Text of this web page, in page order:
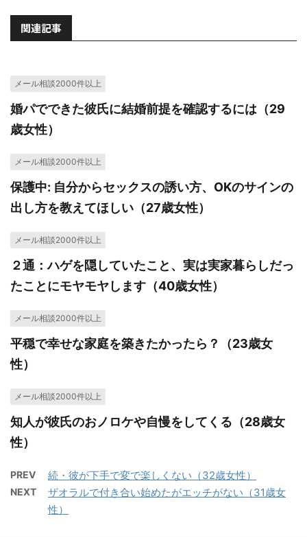
関連記事
メール相談2000件以上
婚パでできた彼氏に結婚前提を確認するには（29
歳女性）
メール相談2000件以上
保護中: 自分からセックスの誘い方、OKのサインの
出し方を教えてほしい（27歳女性）
メール相談2000件以上
２通：ハゲを隠していたこと、実は実家暮らしだっ
たことにモヤモヤします（40歳女性）
メール相談2000件以上
平穏で幸せな家庭を築きたかったら？（23歳女
性）
メール相談2000件以上
知人が彼氏のおノロケや自慢をしてくる（28歳女
性）
PREV 続・彼が下手で変で楽しくない（32歳女性）
NEXT
ザオラルで付き合い始めたがエッチがない（31歳女
性）